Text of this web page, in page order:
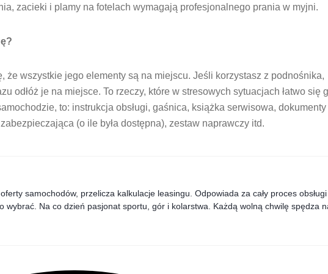
zacieki i plamy na fotelach wymagają profesjonalnego prania w myjni.
wszystkie jego elementy są na miejscu. Jeśli korzystasz z podnośnika,
odłóż je na miejsce. To rzeczy, które w stresowych sytuacjach łatwo się
to: instrukcja obsługi, gaśnica, książka serwisowa, dokumenty
(o ile była dostępna), zestaw naprawczy itd.
samochodów, przelicza kalkulacje leasingu. Odpowiada za cały proces obsługi
wybrać. Na co dzień pasjonat sportu, gór i kolarstwa. Każdą wolną chwilę spędza